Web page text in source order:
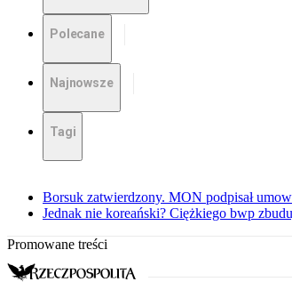
Polecane
Najnowsze
Tagi
Borsuk zatwierdzony. MON podpisał
Jednak nie koreański? Ciężkiego bwp
Promowane treści